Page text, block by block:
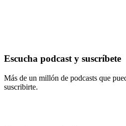
Escucha podcast y suscríbete
Más de un millón de podcasts que
suscribirte.